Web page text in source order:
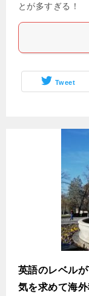
とが多すぎる！
Tweet
英語のレベル
気を求めて海